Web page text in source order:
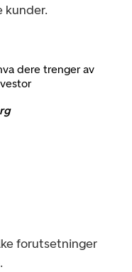
kunder.
dere trenger av
forutsetninger